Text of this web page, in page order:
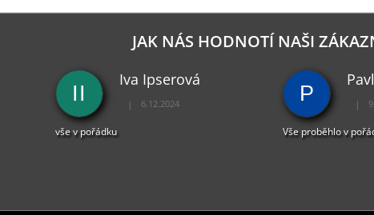
JAK NÁS HODNOTÍ NAŠI
5 hvězdiček.
II
Iva Ipserová
Hodnocení obchodu je 5 z 5 hvězdiček.
| 6.12.2024
vše v pořádku
P |
Vše proběhlo v